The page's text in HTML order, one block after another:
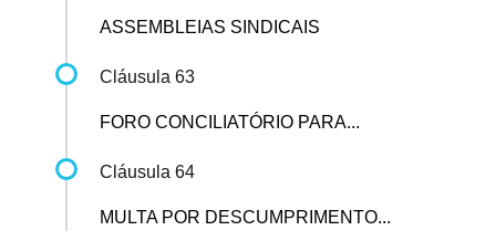
ASSEMBLEIAS SINDICAIS
Cláusula 63
FORO CONCILIATÓRIO PARA...
Cláusula 64
MULTA POR DESCUMPRIMENTO...